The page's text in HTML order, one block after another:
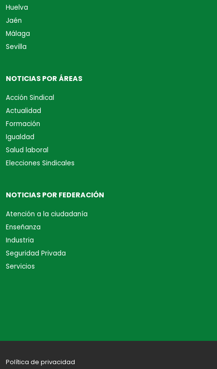
Huelva
Jaén
Málaga
Sevilla
NOTICIAS POR ÁREAS
Acción Sindical
Actualidad
Formación
Igualdad
Salud laboral
Elecciones Sindicales
NOTICIAS POR FEDERACIÓN
Atención a la ciudadanía
Enseñanza
Industria
Seguridad Privada
Servicios
Política de privacidad